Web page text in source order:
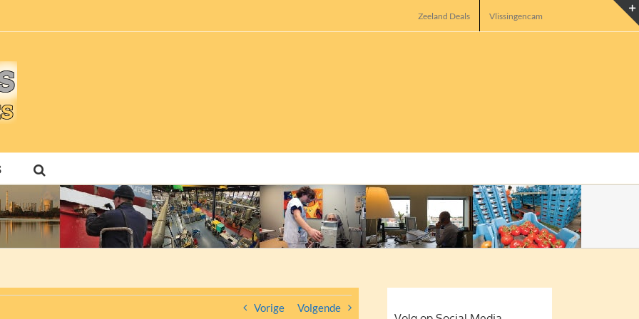
Zeeland Deals Vlissingencam
Vorige Volgende